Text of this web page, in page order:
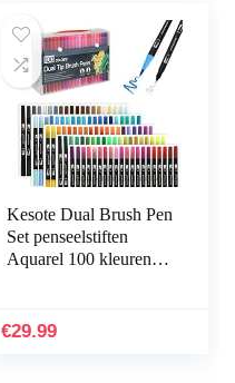
Kesote Dual Brush Pen
Set penseelstiften
Aquarel 100 kleuren
handbelettering…
€29.99